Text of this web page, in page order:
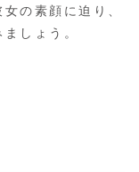
の素顔に迫り、
しょう。